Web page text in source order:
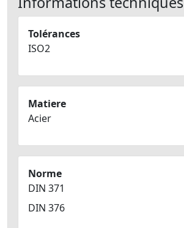
Tolérances
ISO2
Matiere
Acier
Norme
DIN 371
DIN 376